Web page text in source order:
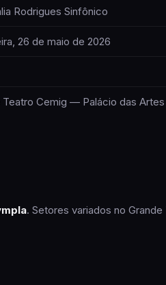
Rodrigues Sinfônico
26 de maio de 2026
Teatro Cemig — Palácio das
. Setores variados no